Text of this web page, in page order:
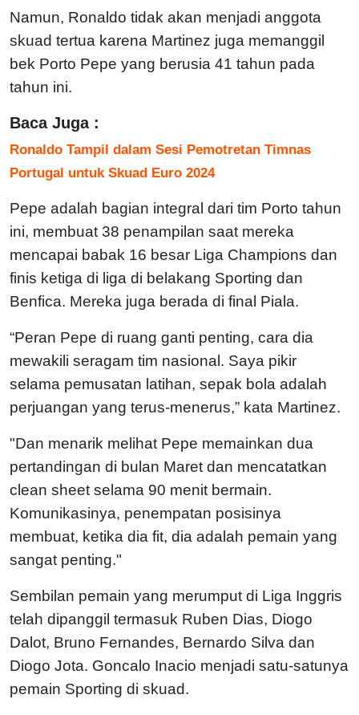
Namun, Ronaldo tidak akan menjadi anggota
skuad tertua karena Martinez juga memanggil
bek Porto Pepe yang berusia 41 tahun pada
tahun ini.
Baca Juga :
Ronaldo Tampil dalam Sesi Pemotretan Timnas
Portugal untuk Skuad Euro 2024
Pepe adalah bagian integral dari tim Porto tahun
ini, membuat 38 penampilan saat mereka
mencapai babak 16 besar Liga Champions dan
finis ketiga di liga di belakang Sporting dan
Benfica. Mereka juga berada di final Piala.
“Peran Pepe di ruang ganti penting, cara dia
mewakili seragam tim nasional. Saya pikir
selama pemusatan latihan, sepak bola adalah
perjuangan yang terus-menerus,” kata Martinez.
"Dan menarik melihat Pepe memainkan dua
pertandingan di bulan Maret dan mencatatkan
clean sheet selama 90 menit bermain.
Komunikasinya, penempatan posisinya
membuat, ketika dia fit, dia adalah pemain yang
sangat penting."
Sembilan pemain yang merumput di Liga Inggris
telah dipanggil termasuk Ruben Dias, Diogo
Dalot, Bruno Fernandes, Bernardo Silva dan
Diogo Jota. Goncalo Inacio menjadi satu-satunya
pemain Sporting di skuad.